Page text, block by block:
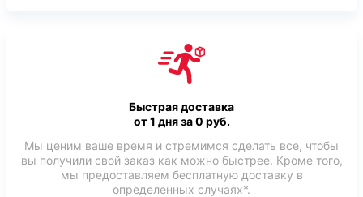
Быстрая доставка
от 1 дня за 0 руб.
Мы ценим ваше время и стремимся сделать все, чтобы
вы получили свой заказ как можно быстрее. Кроме того,
мы предоставляем бесплатную доставку в
определенных случаях*.